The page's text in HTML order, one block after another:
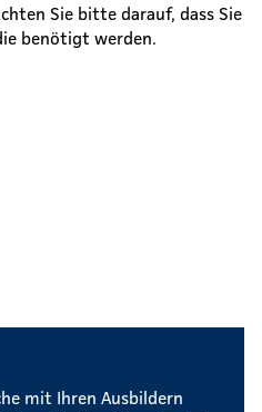
Sie bitte darauf, dass Sie
benötigt werden.
mit Ihren Ausbildern